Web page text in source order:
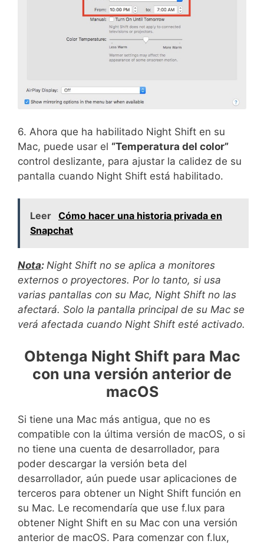
6. Ahora que ha habilitado Night Shift en su
Mac, puede usar el “Temperatura del color”
control deslizante, para ajustar la calidez de su
pantalla cuando Night Shift está habilitado.
Leer Cómo hacer una historia privada en
Snapchat
Nota: Night Shift no se aplica a monitores
externos o proyectores. Por lo tanto, si usa
varias pantallas con su Mac, Night Shift no las
afectará. Solo la pantalla principal de su Mac se
verá afectada cuando Night Shift esté activado.
Obtenga Night Shift para Mac
con una versión anterior de
macOS
Si tiene una Mac más antigua, que no es
compatible con la última versión de macOS, o si
no tiene una cuenta de desarrollador, para
poder descargar la versión beta del
desarrollador, aún puede usar aplicaciones de
terceros para obtener un Night Shift función en
su Mac. Le recomendaría que use f.lux para
obtener Night Shift en su Mac con una versión
anterior de macOS. Para comenzar con f.lux,